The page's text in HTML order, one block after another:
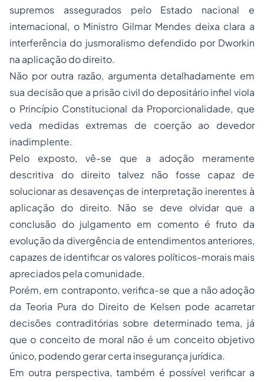
supremos assegurados pelo Estado nacional e
internacional, o Ministro Gilmar Mendes deixa clara a
interferência do jusmoralismo defendido por Dworkin
na aplicação do direito.
Não por outra razão, argumenta detalhadamente em
sua decisão que a prisão civil do depositário infiel viola
o Princípio Constitucional da Proporcionalidade, que
veda medidas extremas de coerção ao devedor
inadimplente.
Pelo exposto, vê-se que a adoção meramente
descritiva do direito talvez não fosse capaz de
solucionar as desavenças de interpretação inerentes à
aplicação do direito. Não se deve olvidar que a
conclusão do julgamento em comento é fruto da
evolução da divergência de entendimentos anteriores,
capazes de identificar os valores políticos-morais mais
apreciados pela comunidade.
Porém, em contraponto, verifica-se que a não adoção
da Teoria Pura do Direito de Kelsen pode acarretar
decisões contraditórias sobre determinado tema, já
que o conceito de moral não é um conceito objetivo
único, podendo gerar certa insegurança jurídica.
Em outra perspectiva, também é possível verificar a